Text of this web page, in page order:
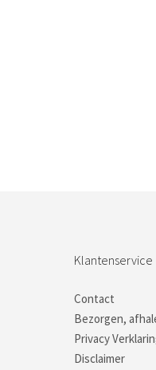
Klantenservice
Contact
Bezorgen,
Privacy
Disclaimer